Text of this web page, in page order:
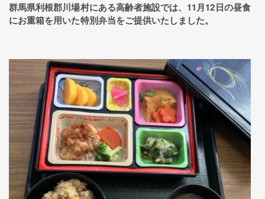
群馬県利根郡川場村にある高齢者施設では、11月12日の昼食
にお重箱を用いた特別弁当をご提供いたしました。